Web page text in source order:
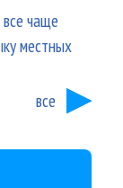
чаще
местных
все